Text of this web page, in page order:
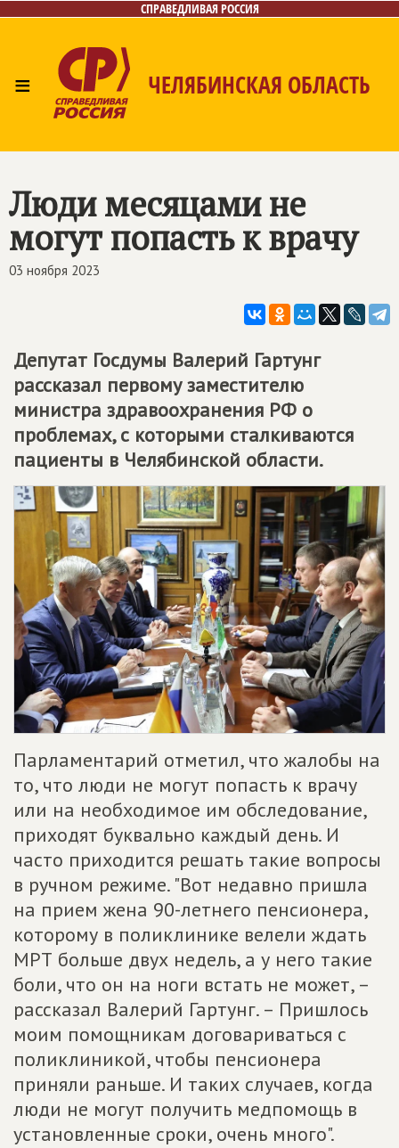
СПРАВЕДЛИВАЯ РОССИЯ
≡ ЧЕЛЯБИНСКАЯ ОБЛАСТЬ
Люди месяцами не
могут попасть к врачу
03 ноября 2023
Депутат Госдумы Валерий Гартунг
рассказал первому заместителю
министра здравоохранения РФ о
проблемах, с которыми сталкиваются
пациенты в Челябинской области.
Парламентарий отметил, что жалобы на
то, что люди не могут попасть к врачу
или на необходимое им обследование,
приходят буквально каждый день. И
часто приходится решать такие вопросы
в ручном режиме. "Вот недавно пришла
на прием жена 90-летнего пенсионера,
которому в поликлинике велели ждать
МРТ больше двух недель, а у него такие
боли, что он на ноги встать не может, –
рассказал Валерий Гартунг. – Пришлось
моим помощникам договариваться с
поликлиникой, чтобы пенсионера
приняли раньше. И таких случаев, когда
люди не могут получить медпомощь в
установленные сроки, очень много".